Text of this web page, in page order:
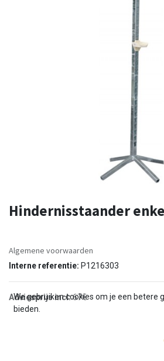
Hindernisstaander
Algemene voorwaarden
Interne referentie: P1216303
Adviesprijs incl:67€
We gebruiken cookies om je een betere
bieden.